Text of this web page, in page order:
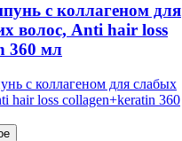
с коллагеном для
волос, Anti hair loss
360 мл